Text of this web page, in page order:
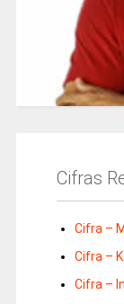
Cifras
Cifra –
Cifra –
Cifra –